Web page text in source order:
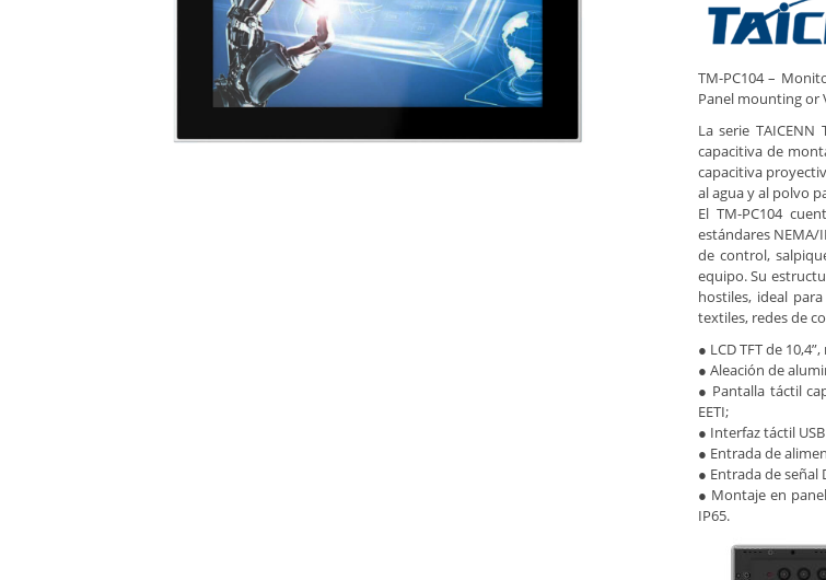
TM-PC104 –
Panel mounting or
La serie
capacitiva de
capacitiva
al agua y al polvo
El TM-PC104
estándares NEMA/
de control,
equipo. Su
hostiles, ideal
textiles, redes de
● LCD TFT de
● Aleación de
● Pantalla táctil
EETI;
● Interfaz táctil
● Entrada de
● Entrada de señal
● Montaje en
IP65.